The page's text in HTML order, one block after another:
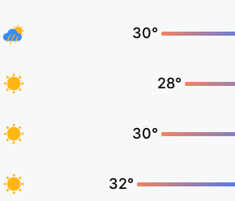
30°
28°
30°
32°